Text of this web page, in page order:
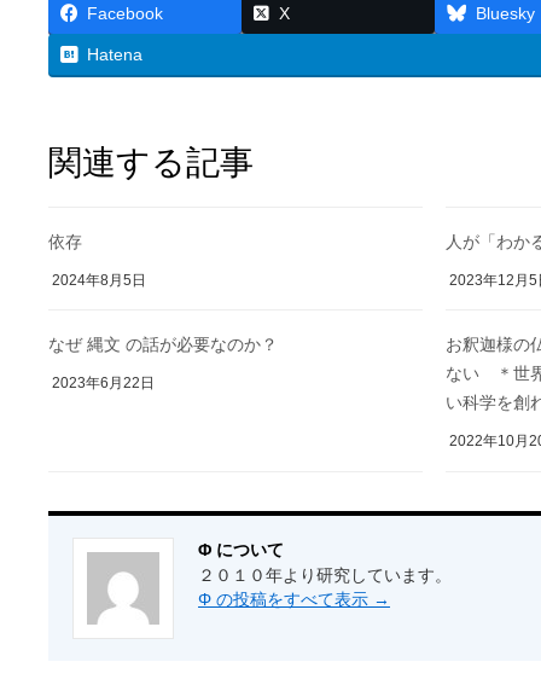
Facebook X Bluesky
Hatena
関連する記事
依存
2024年8月5日
人が「わか
2023年12月5
なぜ 縄文 の話が必要なのか？
2023年6月22日
お釈迦様の
ない ＊世
い科学を創
2022年10月
Φ について
２０１０年より研究しています。
Φ の投稿をすべて表示 →